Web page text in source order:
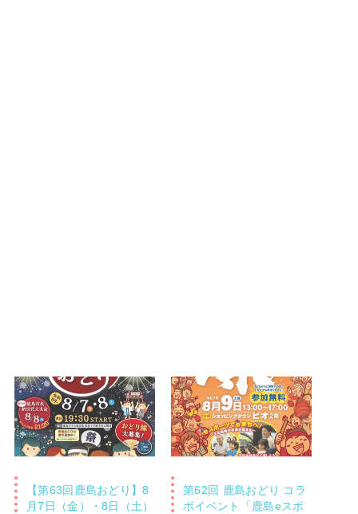
【第63回鹿島おどり】8
月7日（金）・8日（土）
第62回 鹿島おどり コラ
ボイベント「鹿島eスポ